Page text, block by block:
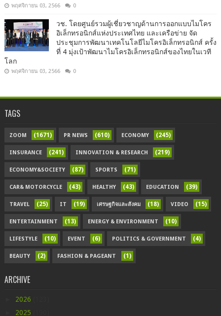
พฤศจิกายน 03, 2566 0
วช. โดยศูนย์รวมผู้เชี่ยวชาญด้านการออกแบบไมโคร
อิเล็กทรอนิกส์แห่งประเทศไทย และเครือข่าย จัด
ประชุมการพัฒนาเทคโนโลยีไมโครอิเล็กทรอนิกส์ ครั้ง
ที่ 4 มุ่งเป้าพัฒนาไมโครอิเล็กทรอนิกส์ของไทยในเวที
โลก
พฤศจิกายน 03, 2566 0
TAGS
ZOOM (1671) PR NEWS (610) ECONOMY (245)
INSURANCE (241) INNOVATION & RESEARCH (219)
ECONOMY&SOCIETY (87) SPORTS (71)
CAR& MOTORCYCLE (43) HEALTHY (43) EDUCATION (39)
TRAVEL (25) IT (19) เศรษฐกิจและสังคม (18) VIDEO (15)
ENTERTAINMENT (13) ENERGY & ENVIRONMENT (10)
LIFESTYLE (10) EVENT (6) POLITICS & GOVERNMENT (4)
BEAUTY (2) FASHION & PAGEANT (1)
ARCHIVE
2026
2025